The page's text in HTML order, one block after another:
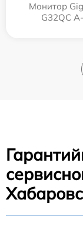
Монитор
G32QC